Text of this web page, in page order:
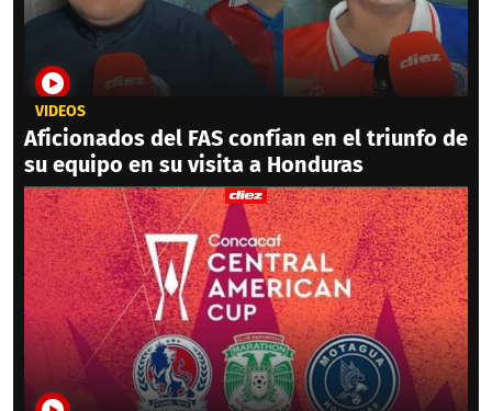
VIDEOS
Aficionados del FAS confían en el triunfo de
su equipo en su visita a Honduras